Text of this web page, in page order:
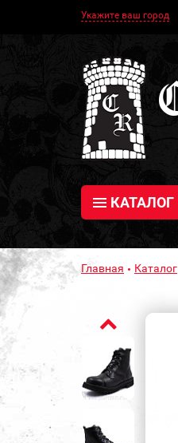
Укажите ваш город
КАТАЛОГ
Главная Каталог